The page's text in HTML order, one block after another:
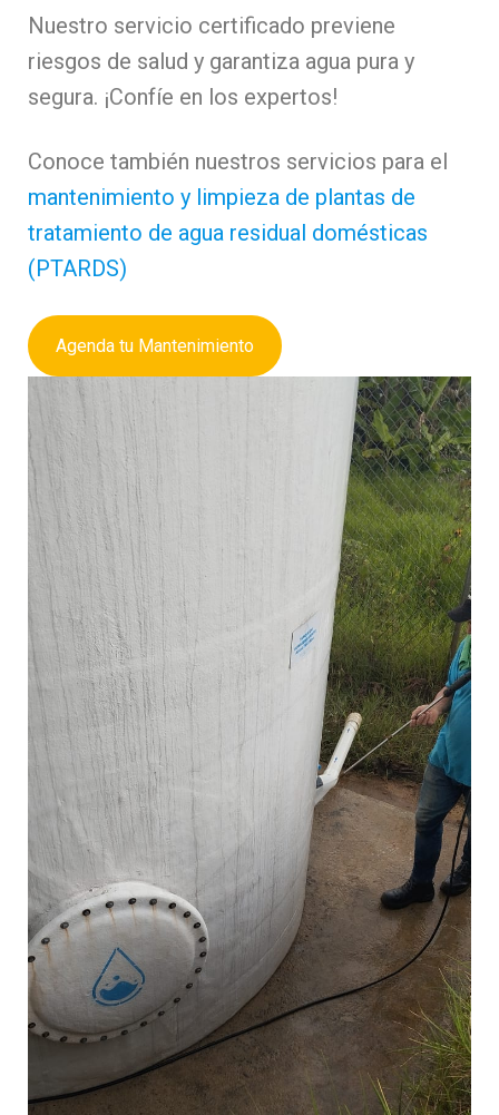
Nuestro servicio certificado previene
riesgos de salud y garantiza agua pura y
segura. ¡Confíe en los expertos!
Conoce también nuestros servicios para el
mantenimiento y limpieza de plantas de
tratamiento de agua residual domésticas
(PTARDS)
Agenda tu Mantenimiento